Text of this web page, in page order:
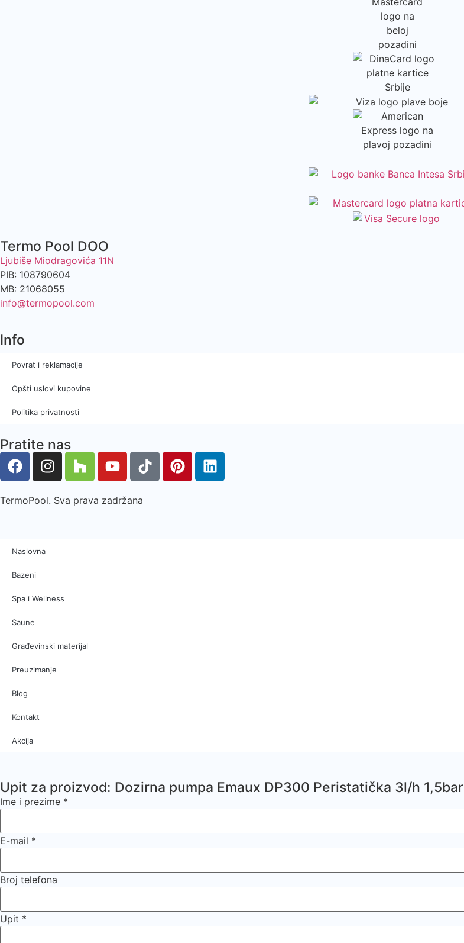
Termo Pool DOO
Ljubiše Miodragovića 11N
PIB: 108790604
MB: 21068055
info@termopool.com
Info
Povrat i reklamacije
Opšti uslovi kupovine
Politika privatnosti
Pratite nas
TermoPool. Sva prava zadržana
Naslovna
Bazeni
Spa i Wellness
Saune
Građevinski materijal
Preuzimanje
Blog
Kontakt
Akcija
Upit za proizvod: Dozirna pumpa Emaux DP300 Peristatička 3l/h 1,5bar
Ime i prezime *
E-mail *
Broj telefona
Upit *